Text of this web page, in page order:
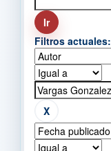
Filtros actuales: